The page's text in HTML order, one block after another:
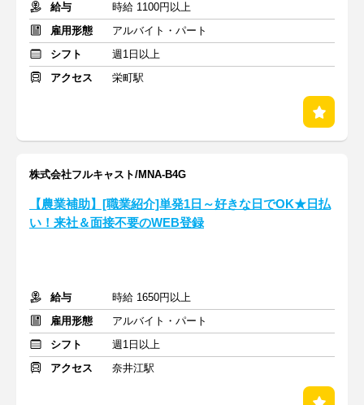
給与
時給 1100円以上
雇用形態
アルバイト・パート
シフト
週1日以上
アクセス
栄町駅
株式会社フルキャスト/MNA-B4G
【農業補助】[職業紹介]単発1日～好きな日でOK★日払
い！来社＆面接不要のWEB登録
給与
時給 1650円以上
雇用形態
アルバイト・パート
シフト
週1日以上
アクセス
奈井江駅